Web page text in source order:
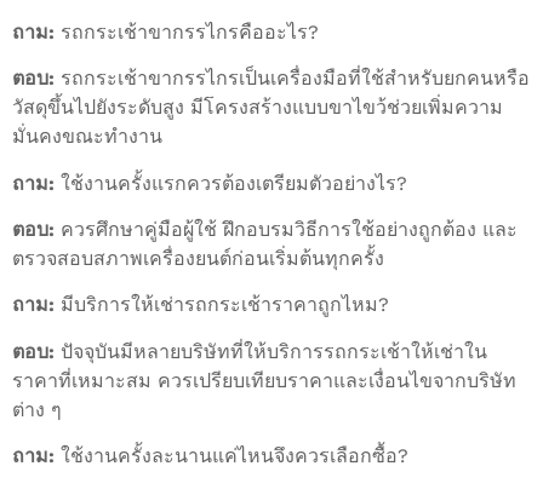
ถาม: รถกระเช้าขากรรไกรคืออะไร?
ตอบ: รถกระเช้าขากรรไกรเป็นเครื่องมือที่ใช้สำหรับยกคนหรือ
วัสดุขึ้นไปยังระดับสูง มีโครงสร้างแบบขาไขว้ช่วยเพิ่มความ
มั่นคงขณะทำงาน
ถาม: ใช้งานครั้งแรกควรต้องเตรียมตัวอย่างไร?
ตอบ: ควรศึกษาคู่มือผู้ใช้ ฝึกอบรมวิธีการใช้อย่างถูกต้อง และ
ตรวจสอบสภาพเครื่องยนต์ก่อนเริ่มต้นทุกครั้ง
ถาม: มีบริการให้เช่ารถกระเช้าราคาถูกไหม?
ตอบ: ปัจจุบันมีหลายบริษัทที่ให้บริการรถกระเช้าให้เช่าใน
ราคาที่เหมาะสม ควรเปรียบเทียบราคาและเงื่อนไขจากบริษัท
ต่าง ๆ
ถาม: ใช้งานครั้งละนานแค่ไหนจึงควรเลือกซื้อ?